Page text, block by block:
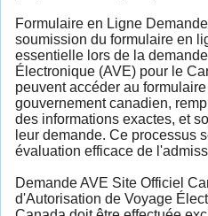
Formulaire en Ligne
soumission du formulaire en
essentielle lors de la
Électronique (AVE) pour le
peuvent accéder au
gouvernement canadien,
des informations exactes, et
leur demande. Ce processus
évaluation efficace de
Demande AVE Site Officiel
d'Autorisation de Voyage